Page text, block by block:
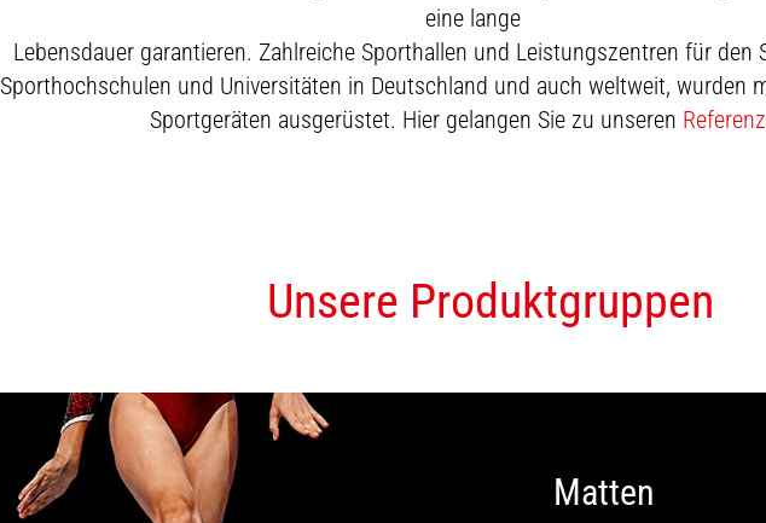
eine lange
Lebensdauer garantieren. Zahlreiche Sporthallen und Leistungszentren für den
Sporthochschulen und Universitäten in Deutschland und auch weltweit, wurden
Sportgeräten ausgerüstet. Hier gelangen Sie zu unseren
Unsere Produktgruppen
Matten